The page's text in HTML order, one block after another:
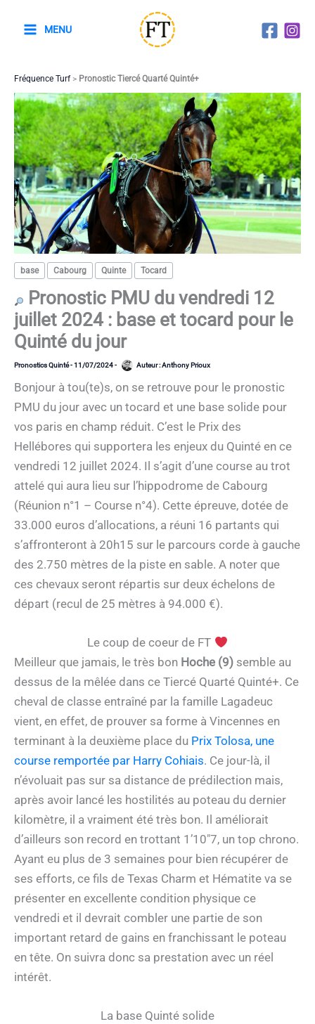
MENU
Fréquence Turf> Pronostic Tiercé Quarté Quinté+
base Cabourg Quinte Tocard
Pronostic PMU du vendredi 12
juillet 2024 : base et tocard pour le
Quinté du jour
Pronostics Quinté-11/07/2024- Auteur :Anthony Prioux
Bonjour à tou(te)s, on se retrouve pour le pronostic
PMU du jour avec un tocard et une base solide pour
vos paris en champ réduit. C’est le Prix des
Hellébores qui supportera les enjeux du Quinté en ce
vendredi 12 juillet 2024. Il s’agit d’une course au trot
attelé qui aura lieu sur l’hippodrome de Cabourg
(Réunion n°1 – Course n°4). Cette épreuve, dotée de
33.000 euros d’allocations, a réuni 16 partants qui
s’affronteront à 20h15 sur le parcours corde à gauche
des 2.750 mètres de la piste en sable. A noter que
ces chevaux seront répartis sur deux échelons de
départ (recul de 25 mètres à 94.000 €).
Le coup de coeur de FT
Meilleur que jamais, le très bon Hoche (9) semble au
dessus de la mêlée dans ce Tiercé Quarté Quinté+. Ce
cheval de classe entraîné par la famille Lagadeuc
vient, en effet, de prouver sa forme à Vincennes en
terminant à la deuxième place du Prix Tolosa, une
course remportée par Harry Cohiais. Ce jour-là, il
n’évoluait pas sur sa distance de prédilection mais,
après avoir lancé les hostilités au poteau du dernier
kilomètre, il a vraiment été très bon. Il améliorait
d’ailleurs son record en trottant 1’10″7, un top chrono.
Ayant eu plus de 3 semaines pour bien récupérer de
ses efforts, ce fils de Texas Charm et Hématite va se
présenter en excellente condition physique ce
vendredi et il devrait combler une partie de son
important retard de gains en franchissant le poteau
en tête. On suivra donc sa prestation avec un réel
intérêt.
La base Quinté solide